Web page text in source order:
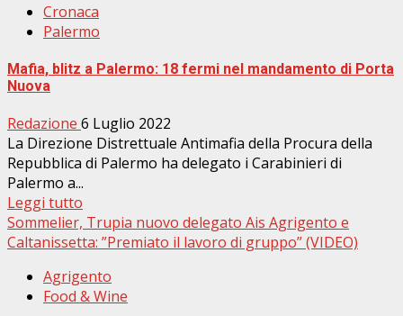
Cronaca
Palermo
Mafia, blitz a Palermo: 18 fermi nel mandamento di Porta
Nuova
Redazione 6 Luglio 2022
La Direzione Distrettuale Antimafia della Procura della
Repubblica di Palermo ha delegato i Carabinieri di
Palermo a...
Leggi tutto
Sommelier, Trupia nuovo delegato Ais Agrigento e
Caltanissetta: ”Premiato il lavoro di gruppo” (VIDEO)
Agrigento
Food & Wine